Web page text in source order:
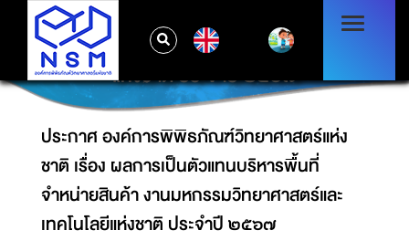
ประกาศ องค์การพิพิธภัณฑ์วิทยาศาสตร์แห่งชาติ
เรื่อง ผลการเป็นตัวแทนบริหารพื้นที่จำหน่าย
สินค้า งานมหกรรมวิทยาศาสตร์และเทคโนโลยี
แห่งชาติ ประจำปี ๒๕๖๗
ประกาศ องค์การพิพิธภัณฑ์วิทยาศาสตร์แห่ง
ชาติ เรื่อง ผลการเป็นตัวแทนบริหารพื้นที่
จำหน่ายสินค้า งานมหกรรมวิทยาศาสตร์และ
เทคโนโลยีแห่งชาติ ประจำปี ๒๕๖๗